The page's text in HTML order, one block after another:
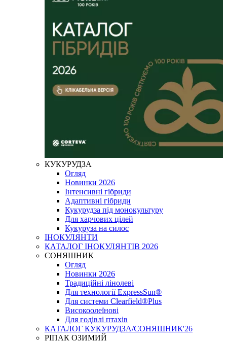
КУКУРУДЗА
Огляд
Новинки 2026
Інтенсивні гібриди
Адаптивні гібриди
Кукурудза під монокультуру
Для харчових цілей
Кукуруза на силос
ІНОКУЛЯНТИ
КАТАЛОГ ІНОКУЛЯНТІВ 2026
СОНЯШНИК
Огляд
Новинки 2026
Традиційні лінолеві
Для технології ExpressSun®
Для системи Clearfield®Plus
Високоолеїнові
Для годівлі птахів
КАТАЛОГ КУКУРУДЗА/СОНЯШНИК'26
РІПАК ОЗИМИЙ